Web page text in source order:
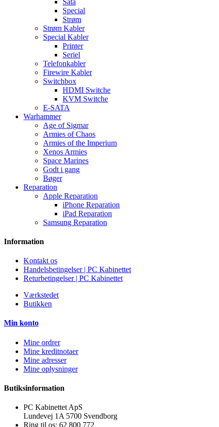
Special
Strøm
Strøm Kabler
Special Kabler
Printer
Seriel
Telefonkabler
Firewire Kabler
Switchbox
HDMI Switche
KVM Switche
E-SATA
Warhammer
Age of Sigmar
Armies of Chaos
Armies of the Imperium
Xenos Armies
Space Marines
Godt i gang
Bøger
Reparation
Apple Reparation
iPhone Reparation
iPad Reparation
Samsung Reparation
Information
Kontakt os
Handelsbetingelser | PC Kabinettet
Returbetingelser | PC Kabinettet
Værkstedet
Butikken
Min konto
Mine ordrer
Mine kreditnotaer
Mine adresser
Mine oplysninger
Butiksinformation
PC Kabinettet ApS
Lundevej 1A 5700 Svendborg
Ring til os: 62 800 772